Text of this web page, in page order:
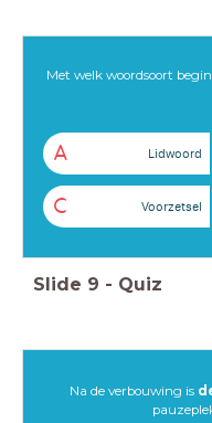
Met welk woordsoort
A Lidwoord
C Voorzetsel
Slide 9 - Quiz
Na de verbouwing is